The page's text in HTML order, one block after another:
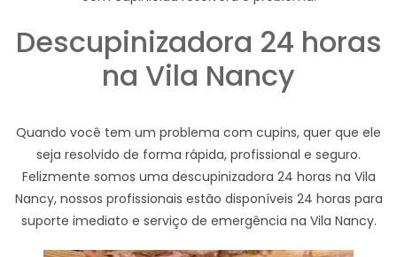
Descupinizadora 24 horas
na Vila Nancy
Quando você tem um problema com cupins, quer que ele
seja resolvido de forma rápida, profissional e seguro.
Felizmente somos uma descupinizadora 24 horas na Vila
Nancy, nossos profissionais estão disponíveis 24 horas para
suporte imediato e serviço de emergência na Vila Nancy.